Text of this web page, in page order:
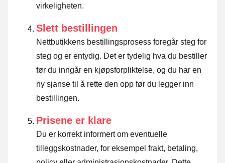
virkeligheten.
Slett bestillingen
Nettbutikkens bestillingsprosess foregår steg for
steg og er entydig. Det er tydelig hva du bestiller
før du inngår en kjøpsforpliktelse, og du har en
ny sjanse til å rette den opp før du legger inn
bestillingen.
Prisene er klare
Du er korrekt informert om eventuelle
tilleggskostnader, for eksempel frakt, betaling,